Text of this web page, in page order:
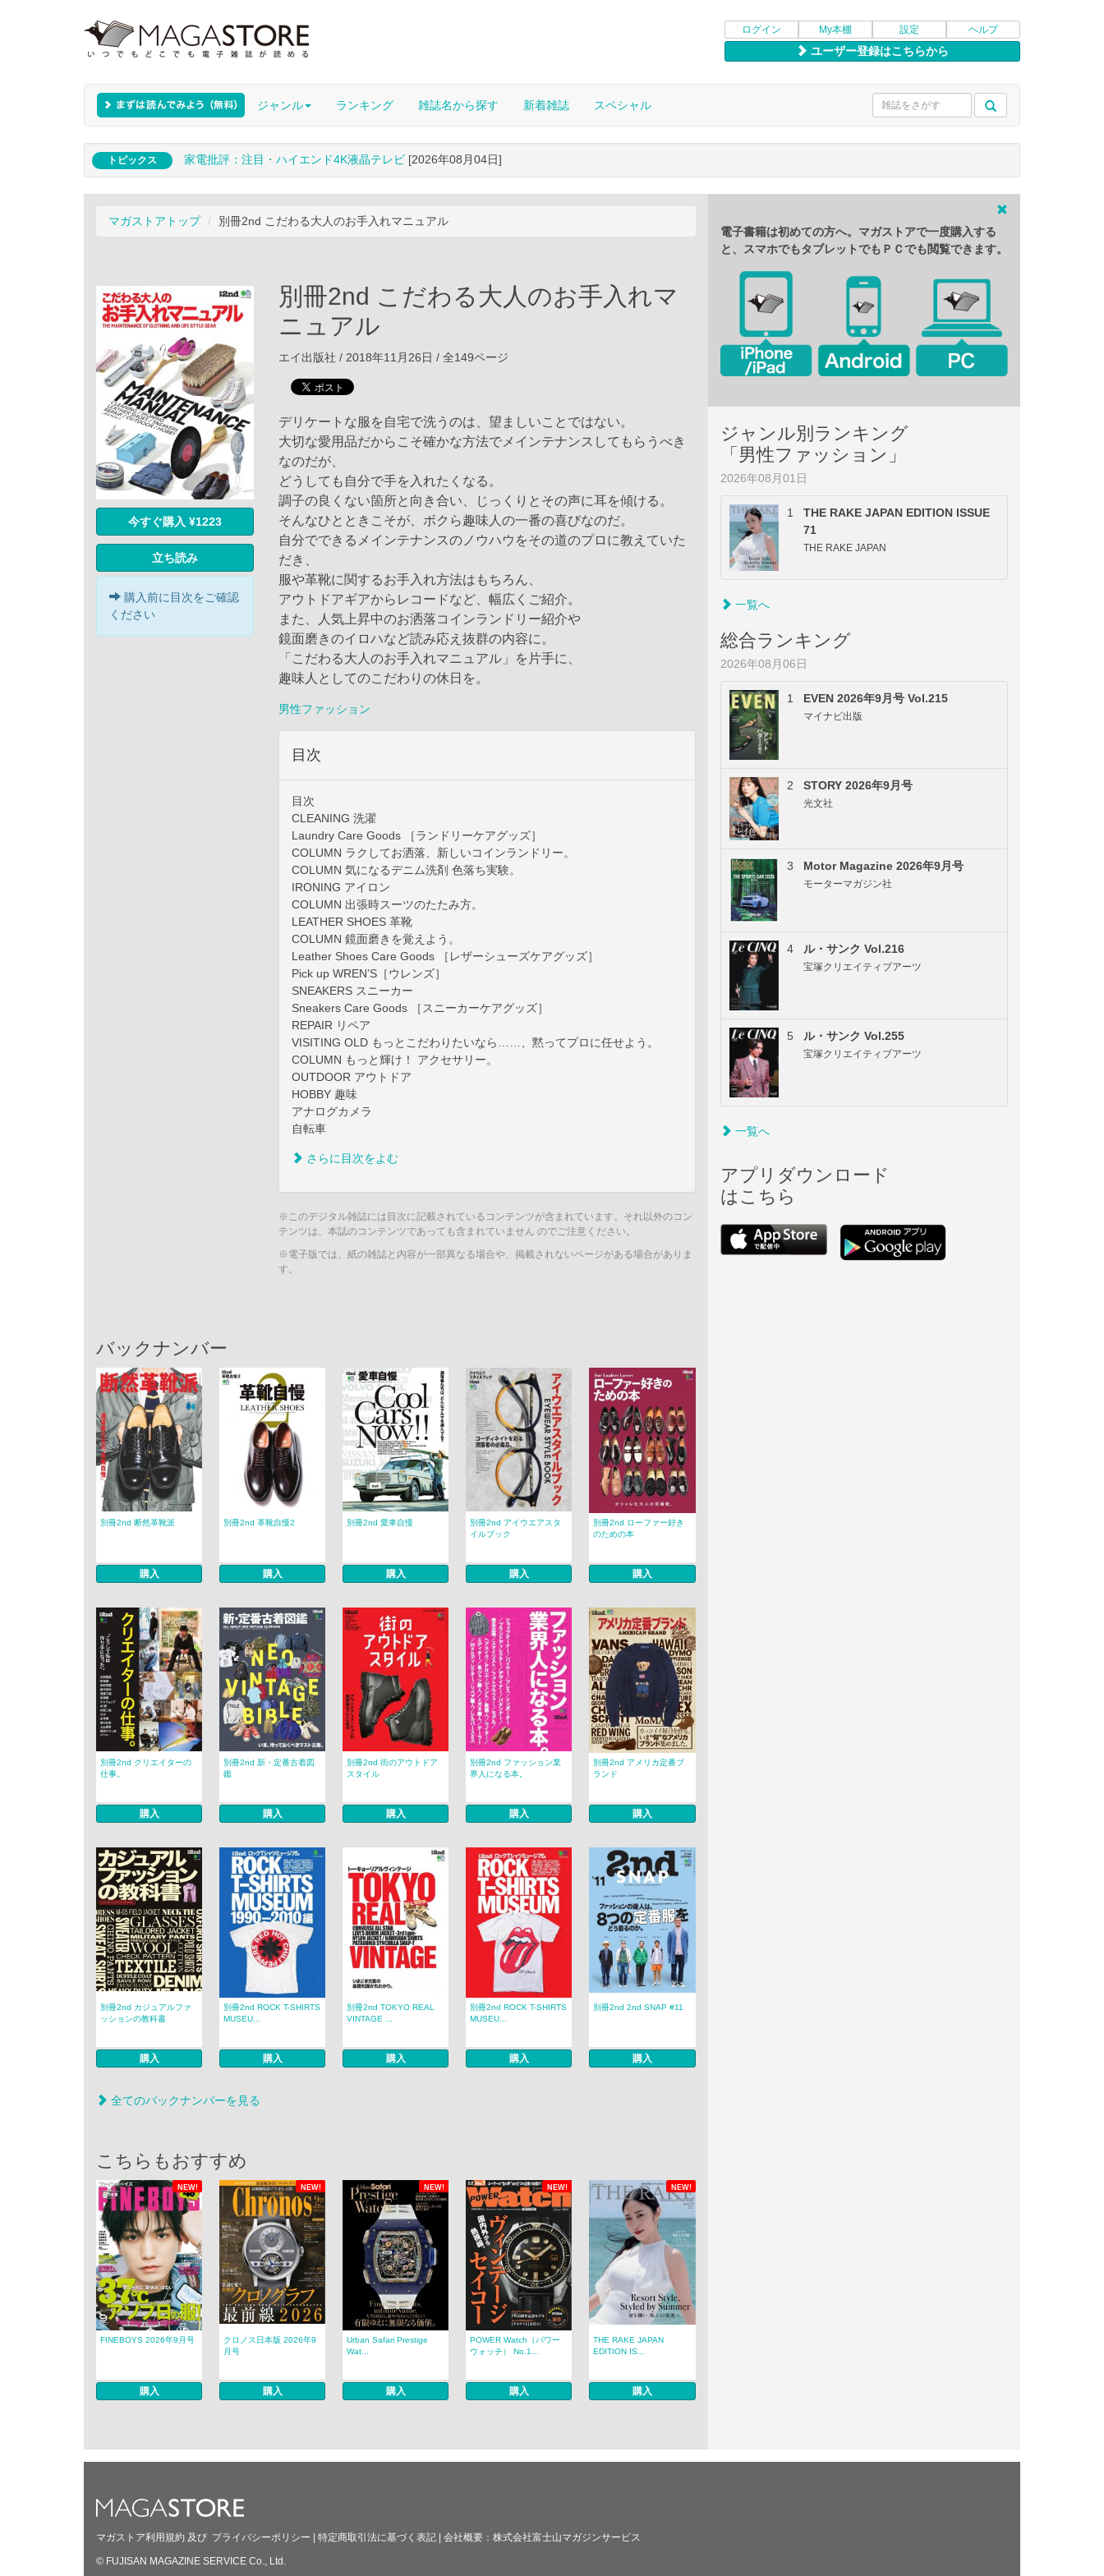
ログイン My本棚 設定 ヘルプ
ユーザー登録はこちらから
ジャンル ランキング 雑誌名から探す 新着雑誌 スペシャル
トピックス 家電批評：注目・ハイエンド4K液晶テレビ [2026年08月04日]
マガストアトップ 別冊2nd こだわる大人のお手入れマニュアル
今すぐ購入 ¥1223
立ち読み
購入前に目次をご確認
ください
別冊2nd こだわる大人のお手入れマ
ニュアル
エイ出版社 / 2018年11月26日 / 全149ページ
デリケートな服を自宅で洗うのは、望ましいことではない。
大切な愛用品だからこそ確かな方法でメインテナンスしてもらうべき
なのだが、
どうしても自分で手を入れたくなる。
調子の良くない箇所と向き合い、じっくりとその声に耳を傾ける。
そんなひとときこそが、ボクら趣味人の一番の喜びなのだ。
自分でできるメインテナンスのノウハウをその道のプロに教えていた
だき、
服や革靴に関するお手入れ方法はもちろん、
アウトドアギアからレコードなど、幅広くご紹介。
また、人気上昇中のお洒落コインランドリー紹介や
鏡面磨きのイロハなど読み応え抜群の内容に。
「こだわる大人のお手入れマニュアル」を片手に、
趣味人としてのこだわりの休日を。
男性ファッション
目次
目次
CLEANING 洗濯
Laundry Care Goods ［ランドリーケアグッズ］
COLUMN ラクしてお洒落、新しいコインランドリー。
COLUMN 気になるデニム洗剤 色落ち実験。
IRONING アイロン
COLUMN 出張時スーツのたたみ方。
LEATHER SHOES 革靴
COLUMN 鏡面磨きを覚えよう。
Leather Shoes Care Goods ［レザーシューズケアグッズ］
Pick up WREN’S［ウレンズ］
SNEAKERS スニーカー
Sneakers Care Goods ［スニーカーケアグッズ］
REPAIR リペア
VISITING OLD もっとこだわりたいなら……、黙ってプロに任せよう。
COLUMN もっと輝け！ アクセサリー。
OUTDOOR アウトドア
HOBBY 趣味
アナログカメラ
自転車
さらに目次をよむ
※このデジタル雑誌には目次に記載されているコンテンツが含まれています。それ以外のコン
テンツは、本誌のコンテンツであっても含まれていません のでご注意ください。
※電子版では、紙の雑誌と内容が一部異なる場合や、掲載されないページがある場合がありま
す。
バックナンバー
別冊2nd 断然革靴派
購入
別冊2nd 革靴自慢2
購入
別冊2nd 愛車自慢
購入
別冊2nd アイウエアスタ
イルブック
購入
別冊2nd ローファー好き
のための本
購入
別冊2nd クリエイターの
仕事。
購入
別冊2nd 新・定番古着図
鑑
購入
別冊2nd 街のアウトドア
スタイル
購入
別冊2nd ファッション業
界人になる本。
購入
別冊2nd アメリカ定番ブ
ランド
購入
別冊2nd カジュアルファ
ッションの教科書
購入
別冊2nd ROCK T-SHIRTS
MUSEU...
購入
別冊2nd TOKYO REAL
VINTAGE ...
購入
別冊2nd ROCK T-SHIRTS
MUSEU...
購入
別冊2nd 2nd SNAP #11
購入
全てのバックナンバーを見る
こちらもおすすめ
NEW! NEW! NEW! NEW! NEW!
FINEBOYS 2026年9月号
購入
クロノス日本版 2026年9
月号
購入
Urban Safari Prestige
Wat...
購入
POWER Watch（パワー
ウォッチ） No.1...
購入
THE RAKE JAPAN
EDITION IS...
購入
電子書籍は初めての方へ。マガストアで一度購入する
と、スマホでもタブレットでもＰＣでも閲覧できます。
ジャンル別ランキング
「男性ファッション」
2026年08月01日
1
THE RAKE JAPAN EDITION ISSUE
71
THE RAKE JAPAN
一覧へ
総合ランキング
2026年08月06日
1 EVEN 2026年9月号 Vol.215
マイナビ出版
2 STORY 2026年9月号
光文社
3 Motor Magazine 2026年9月号
モーターマガジン社
4 ル・サンク Vol.216
宝塚クリエイティブアーツ
5 ル・サンク Vol.255
宝塚クリエイティブアーツ
一覧へ
アプリダウンロード
はこちら
マガストア利用規約 及び プライバシーポリシー 特定商取引法に基づく表記 会社概要： 株式会社富士山マガジンサービス
© FUJISAN MAGAZINE SERVICE Co., Ltd.